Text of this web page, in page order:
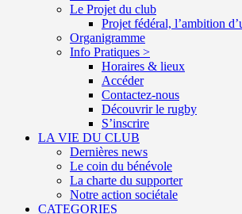
Le Projet du club
Projet fédéral, l’ambition
Organigramme
Info Pratiques >
Horaires & lieux
Accéder
Contactez-nous
Découvrir le rugby
S’inscrire
LA VIE DU CLUB
Dernières news
Le coin du bénévole
La charte du supporter
Notre action sociétale
CATEGORIES